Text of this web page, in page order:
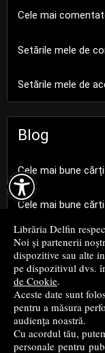

Librăria Delfin
Noi și partenerii
dispozitive sau alte
pe dispozitivul dvs.
de Cookie.
Aceste date sunt
pentru a măsura
audiența noastră.
Cu acordul tău,
personale pentru
Cele mai
Setările mele de
Setările mele de
Blog
Cele mai bune
Cele mai bune
Cele mai bune
Cele mai bune
Top cărți
...toate știrile